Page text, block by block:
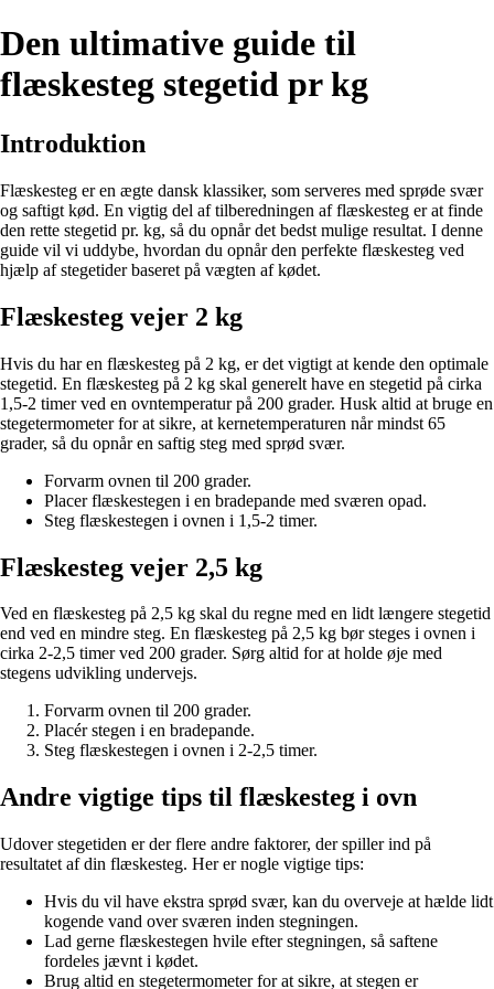
Den ultimative guide til
flæskesteg stegetid pr kg
Introduktion
Flæskesteg er en ægte dansk klassiker, som serveres med sprøde svær
og saftigt kød. En vigtig del af tilberedningen af flæskesteg er at finde
den rette stegetid pr. kg, så du opnår det bedst mulige resultat. I denne
guide vil vi uddybe, hvordan du opnår den perfekte flæskesteg ved
hjælp af stegetider baseret på vægten af kødet.
Flæskesteg vejer 2 kg
Hvis du har en flæskesteg på 2 kg, er det vigtigt at kende den optimale
stegetid. En flæskesteg på 2 kg skal generelt have en stegetid på cirka
1,5-2 timer ved en ovntemperatur på 200 grader. Husk altid at bruge en
stegetermometer for at sikre, at kernetemperaturen når mindst 65
grader, så du opnår en saftig steg med sprød svær.
Forvarm ovnen til 200 grader.
Placer flæskestegen i en bradepande med sværen opad.
Steg flæskestegen i ovnen i 1,5-2 timer.
Flæskesteg vejer 2,5 kg
Ved en flæskesteg på 2,5 kg skal du regne med en lidt længere stegetid
end ved en mindre steg. En flæskesteg på 2,5 kg bør steges i ovnen i
cirka 2-2,5 timer ved 200 grader. Sørg altid for at holde øje med
stegens udvikling undervejs.
Forvarm ovnen til 200 grader.
Placér stegen i en bradepande.
Steg flæskestegen i ovnen i 2-2,5 timer.
Andre vigtige tips til flæskesteg i ovn
Udover stegetiden er der flere andre faktorer, der spiller ind på
resultatet af din flæskesteg. Her er nogle vigtige tips:
Hvis du vil have ekstra sprød svær, kan du overveje at hælde lidt
kogende vand over sværen inden stegningen.
Lad gerne flæskestegen hvile efter stegningen, så saftene
fordeles jævnt i kødet.
Brug altid en stegetermometer for at sikre, at stegen er